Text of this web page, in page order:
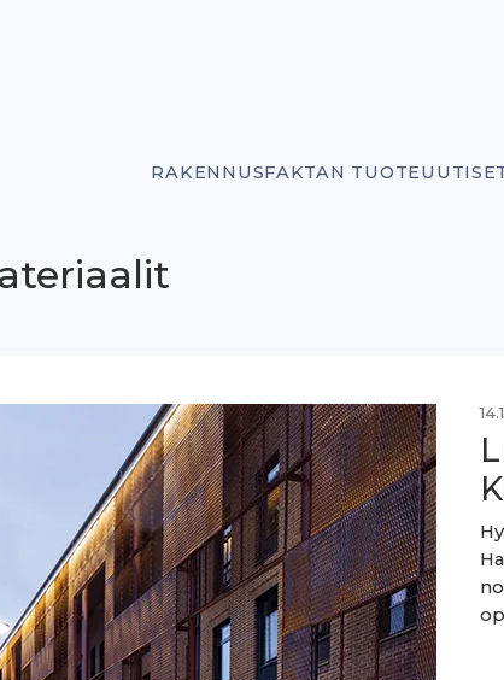
RAKENNUSFAKTAN